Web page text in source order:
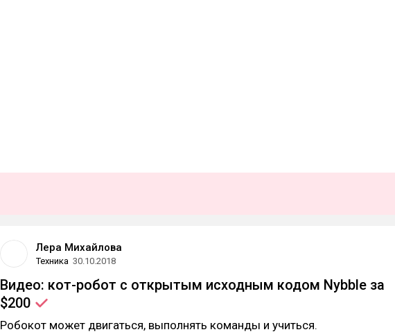
Лера Михайлова
Техника 30.10.2018
Видео: кот-робот с открытым исходным кодом Nybble за
$200
Робокот может двигаться, выполнять команды и учиться.